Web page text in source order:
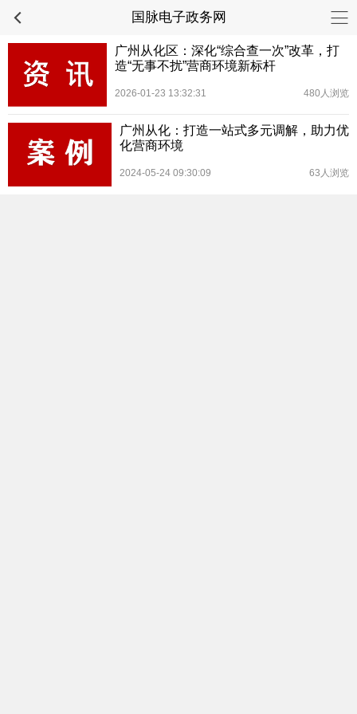
国脉电子政务网
广州从化区：深化“综合查一次”改革，打
造“无事不扰”营商环境新标杆
2026-01-23 13:32:31 480人浏览
广州从化：打造一站式多元调解，助力优
化营商环境
2024-05-24 09:30:09 63人浏览